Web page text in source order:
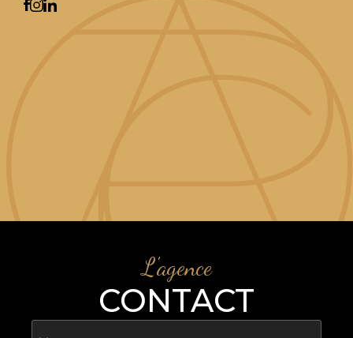
L'agence
CONTACT
Nom